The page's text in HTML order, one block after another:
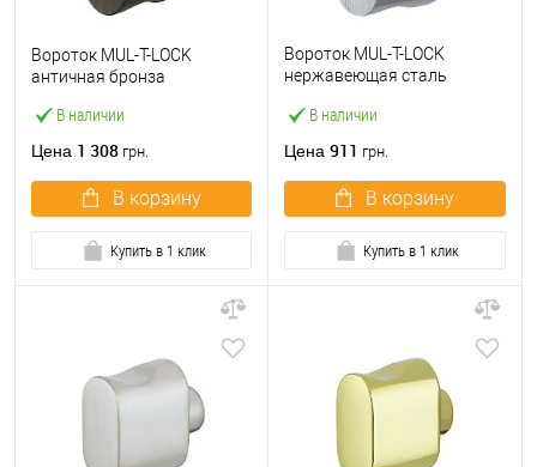
В наличии
Вороток MUL-T-LOCK
античная бронза
Цена 1 308 грн.
В корзину
Купить в 1 клик
В наличии
Вороток MUL-T-LOCK
нержавеющая сталь
Цена 911 грн.
В корзину
Купить в 1 клик